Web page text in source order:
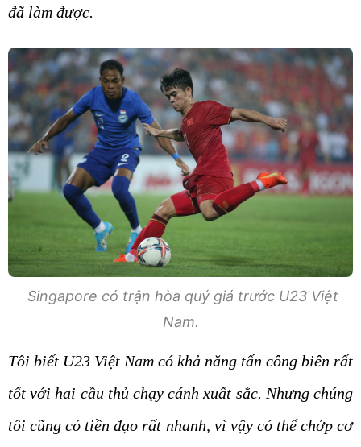
đã làm được.
Singapore có trận hòa quý giá trước U23 Việt
Nam.
Tôi biết U23 Việt Nam có khả năng tấn công biên rất
tốt với hai cầu thủ chạy cánh xuất sắc. Nhưng chúng
tôi cũng có tiền đạo rất nhanh, vì vậy có thể chớp cơ